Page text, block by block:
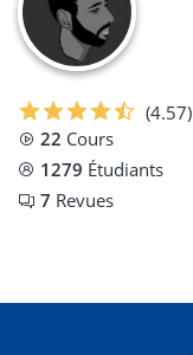
(4.57)
22 Cours
1279 Étudiants
7 Revues